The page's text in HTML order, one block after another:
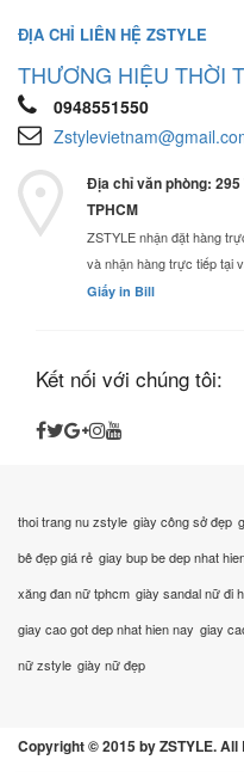
ĐỊA CHỈ LIÊN HỆ ZSTYLE
THƯƠNG HIỆU THỜI
0948551550
Địa chỉ văn phòng: 295
TPHCM
ZSTYLE nhận đặt hàng
và nhận hàng trực tiếp tại
Giấy in Bill
Kết nối với chúng tôi:
thoi trang nu zstyle giày công sở đẹp
bê đẹp giá rẻ giay bup be dep nhat
xăng đan nữ tphcm giày sandal nữ đi
giay cao got dep nhat hien nay giay
nữ zstyle giày nữ đẹp
Copyright © 2015 by ZSTYLE.